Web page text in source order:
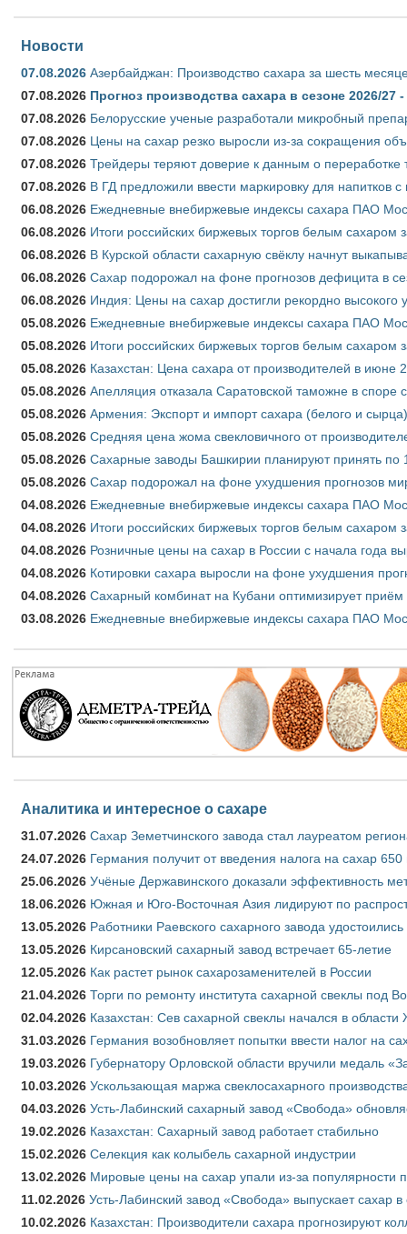
Новости
07.08.2026 Азербайджан: Производство сахара за шесть
07.08.2026 Прогноз производства сахара в сезоне 2026/
07.08.2026 Белорусские ученые разработали микробный
07.08.2026 Цены на сахар резко выросли из-за сокращения
07.08.2026 Трейдеры теряют доверие к данным о переработке
07.08.2026 В ГД предложили ввести маркировку для напитков
06.08.2026 Ежедневные внебиржевые индексы сахара ПАО
06.08.2026 Итоги российских биржевых торгов белым сахаром
06.08.2026 В Курской области сахарную свёклу начнут
06.08.2026 Сахар подорожал на фоне прогнозов дефицита в
06.08.2026 Индия: Цены на сахар достигли рекордно высокого
05.08.2026 Ежедневные внебиржевые индексы сахара ПАО
05.08.2026 Итоги российских биржевых торгов белым сахаром
05.08.2026 Казахстан: Цена сахара от производителей в июне
05.08.2026 Апелляция отказала Саратовской таможне в
05.08.2026 Армения: Экспорт и импорт сахара (белого и
05.08.2026 Средняя цена жома свекловичного от
05.08.2026 Сахарные заводы Башкирии планируют принять по
05.08.2026 Сахар подорожал на фоне ухудшения прогнозов
04.08.2026 Ежедневные внебиржевые индексы сахара ПАО
04.08.2026 Итоги российских биржевых торгов белым сахаром
04.08.2026 Розничные цены на сахар в России с начала года
04.08.2026 Котировки сахара выросли на фоне ухудшения
04.08.2026 Сахарный комбинат на Кубани оптимизирует приём
03.08.2026 Ежедневные внебиржевые индексы сахара ПАО
Аналитика и интересное о сахаре
31.07.2026 Сахар Земетчинского завода стал лауреатом
24.07.2026 Германия получит от введения налога на сахар
25.06.2026 Учёные Державинского доказали эффективность
18.06.2026 Южная и Юго-Восточная Азия лидируют по
13.05.2026 Работники Раевского сахарного завода удостоились
13.05.2026 Кирсановский сахарный завод встречает 65-летие
12.05.2026 Как растет рынок сахарозаменителей в России
21.04.2026 Торги по ремонту института сахарной свеклы под
02.04.2026 Казахстан: Сев сахарной свеклы начался в области
31.03.2026 Германия возобновляет попытки ввести налог на
19.03.2026 Губернатору Орловской области вручили медаль
10.03.2026 Ускользающая маржа свеклосахарного
04.03.2026 Усть-Лабинский сахарный завод «Свобода»
19.02.2026 Казахстан: Сахарный завод работает стабильно
15.02.2026 Селекция как колыбель сахарной индустрии
13.02.2026 Мировые цены на сахар упали из-за популярности
11.02.2026 Усть-Лабинский завод «Свобода» выпускает сахар в
10.02.2026 Казахстан: Производители сахара прогнозируют